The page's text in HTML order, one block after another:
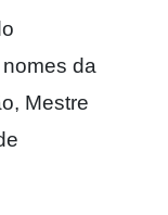
da
Mestre